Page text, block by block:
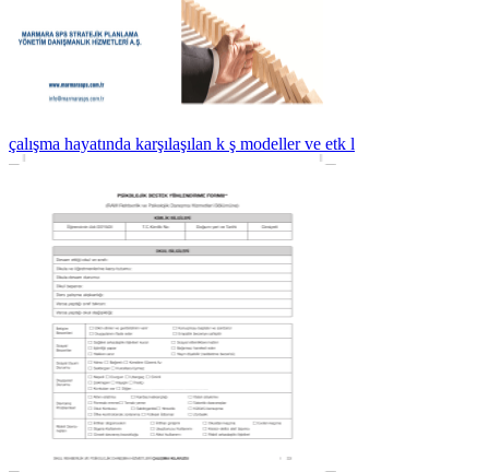
çalışma hayatında karşılaşılan k ş modeller ve etk l